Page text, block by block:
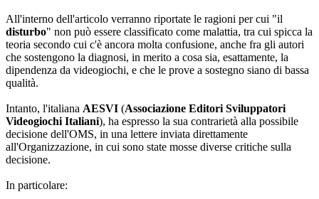
All'interno dell'articolo verranno riportate le ragioni per cui "il
disturbo" non può essere classificato come malattia, tra cui spicca la
teoria secondo cui c'è ancora molta confusione, anche fra gli autori
che sostengono la diagnosi, in merito a cosa sia, esattamente, la
dipendenza da videogiochi, e che le prove a sostegno siano di bassa
qualità.
Intanto, l'italiana AESVI (Associazione Editori Sviluppatori
Videogiochi Italiani), ha espresso la sua contrarietà alla possibile
decisione dell'OMS, in una lettere inviata direttamente
all'Organizzazione, in cui sono state mosse diverse critiche sulla
decisione.
In particolare: